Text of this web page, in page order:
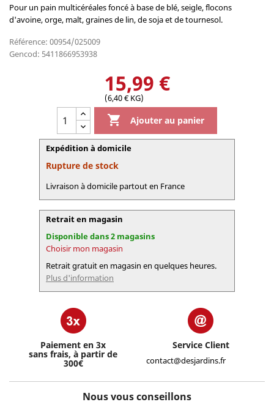
Pour un pain multicéréales foncé à base de blé, seigle, flocons
d'avoine, orge, malt, graines de lin, de soja et de tournesol.
Référence: 00954/025009
Gencod: 5411866953938
15,99 €
(6,40 € KG)
 Ajouter au panier
Expédition à domicile
Rupture de stock
Livraison à domicile partout en France
Retrait en magasin
Disponible dans 2 magasins
Choisir mon magasin
Retrait gratuit en magasin en quelques heures.
Plus d'information
Paiement en 3x
sans frais, à partir de
300€
Service Client
contact@desjardins.fr
Nous vous conseillons